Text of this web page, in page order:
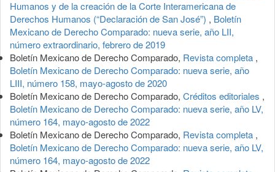
Humanos y de la creación de la Corte Interamericana de
Derechos Humanos (“Declaración de San José”) , Boletín
Mexicano de Derecho Comparado: nueva serie, año LII,
número extraordinario, febrero de 2019
Boletín Mexicano de Derecho Comparado, Revista completa ,
Boletín Mexicano de Derecho Comparado: nueva serie, año
LIII, número 158, mayo-agosto de 2020
Boletín Mexicano de Derecho Comparado, Créditos editoriales ,
Boletín Mexicano de Derecho Comparado: nueva serie, año LV,
número 164, mayo-agosto de 2022
Boletín Mexicano de Derecho Comparado, Revista completa ,
Boletín Mexicano de Derecho Comparado: nueva serie, año LV,
número 164, mayo-agosto de 2022